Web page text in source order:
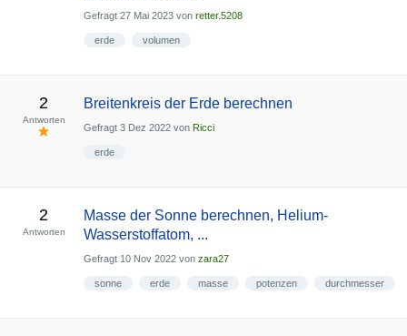
Gefragt 27 Mai 2023 von retter.5208
erde volumen
2
Antworten
Breitenkreis der Erde berechnen
Gefragt 3 Dez 2022 von Ricci
erde
2
Antworten
Masse der Sonne berechnen, Helium-
Wasserstoffatom, ...
Gefragt 10 Nov 2022 von zara27
sonne erde masse potenzen durchmesser